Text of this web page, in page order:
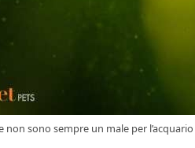
non sono sempre un male per